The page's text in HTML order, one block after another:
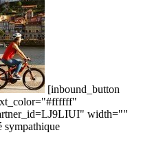
[inbound_button
width=""
sympathique